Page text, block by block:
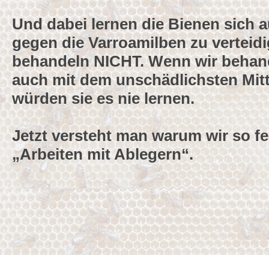
Und dabei lernen die Bienen sich
gegen die Varroamilben zu
behandeln NICHT. Wenn wir
auch mit dem unschädlichsten
würden sie es nie lernen.
Jetzt versteht man warum wir so
„Arbeiten mit Ablegern“.